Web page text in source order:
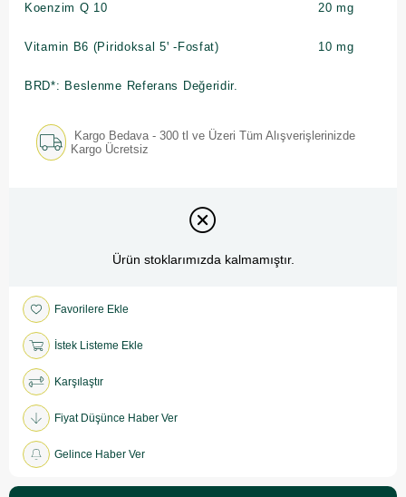
Koenzim Q 10 20 mg
Vitamin B6 (Piridoksal 5ꞌ -Fosfat) 10 mg
BRD*: Beslenme Referans Değeridir.
Kargo Bedava - 300 tl ve Üzeri Tüm Alışverişlerinizde
Kargo Ücretsiz
Ürün stoklarımızda kalmamıştır.
Favorilere Ekle
İstek Listeme Ekle
Karşılaştır
Fiyat Düşünce Haber Ver
Gelince Haber Ver